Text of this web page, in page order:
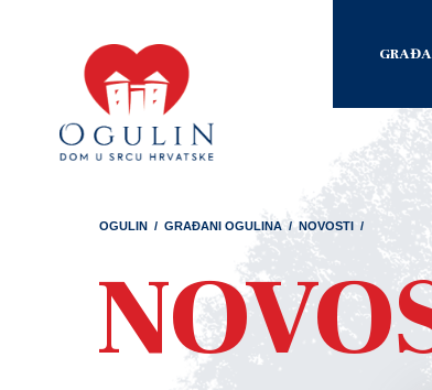
OGULIN / GRAĐANI OGULINA / NOVOSTI /